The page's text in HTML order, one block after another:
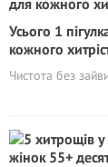
Усього 1
кожного
Чистота без